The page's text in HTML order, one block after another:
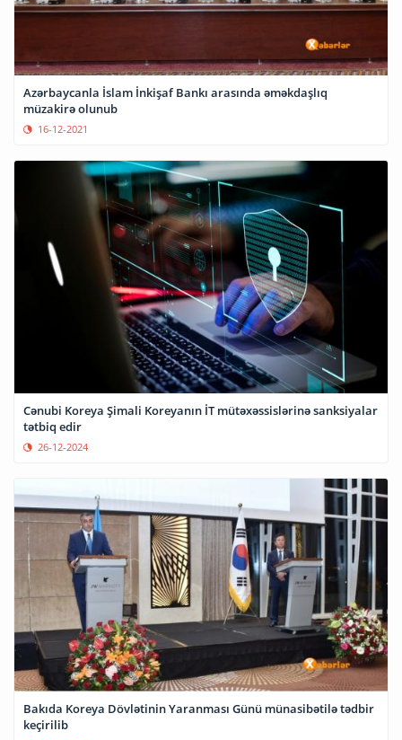
Azərbaycanla İslam İnkişaf Bankı arasında əməkdaşlıq
müzakirə olunub
16-12-2021
Cənubi Koreya Şimali Koreyanın İT mütəxəssislərinə sanksiyalar
tətbiq edir
26-12-2024
Bakıda Koreya Dövlətinin Yaranması Günü münasibətilə tədbir
keçirilib